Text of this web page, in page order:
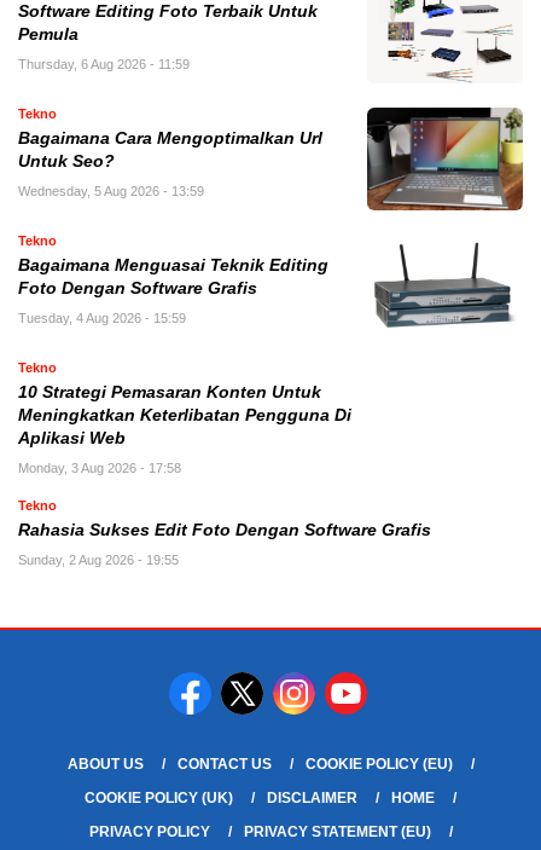
Software Editing Foto Terbaik Untuk
Pemula
Thursday, 6 Aug 2026 - 11:59
Tekno
Bagaimana Cara Mengoptimalkan Url
Untuk Seo?
Wednesday, 5 Aug 2026 - 13:59
Tekno
Bagaimana Menguasai Teknik Editing
Foto Dengan Software Grafis
Tuesday, 4 Aug 2026 - 15:59
Tekno
10 Strategi Pemasaran Konten Untuk
Meningkatkan Keterlibatan Pengguna Di
Aplikasi Web
Monday, 3 Aug 2026 - 17:58
Tekno
Rahasia Sukses Edit Foto Dengan Software Grafis
Sunday, 2 Aug 2026 - 19:55
ABOUT US CONTACT US
COOKIE POLICY (EU)
COOKIE POLICY (UK)
DISCLAIMER
HOME
PRIVACY POLICY
PRIVACY STATEMENT (EU)